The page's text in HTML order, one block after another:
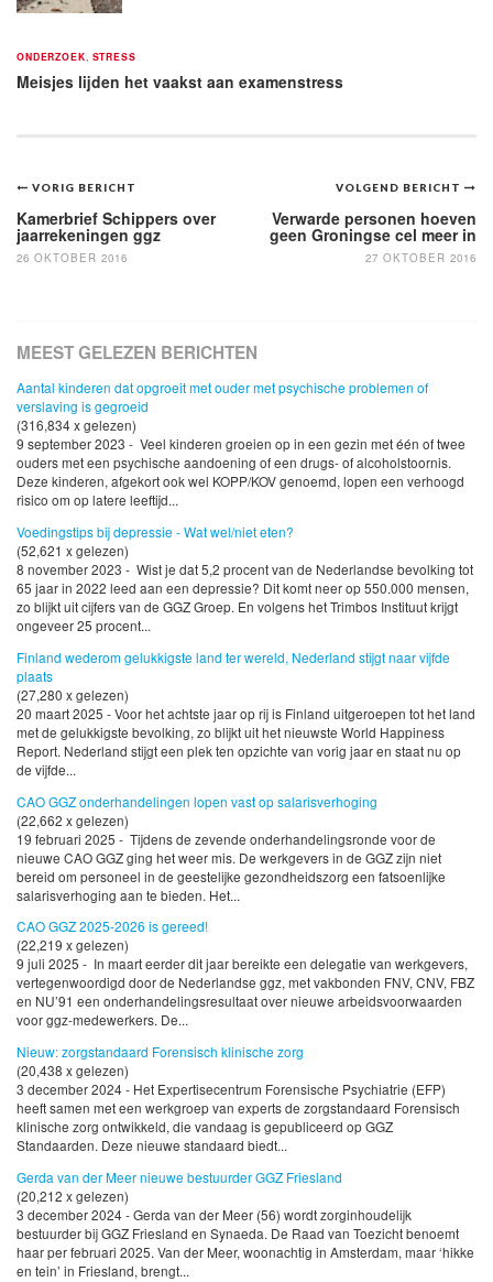
ONDERZOEK STRESS
Meisjes lijden het vaakst aan examenstress
Bericht
navigatie
VOLGEND BERICHT
Verwarde personen hoeven
geen Groningse cel meer in
27 OKTOBER 2016
VORIG BERICHT
Kamerbrief Schippers over
jaarrekeningen ggz
26 OKTOBER 2016
MEEST GELEZEN BERICHTEN
Aantal kinderen dat opgroeit met ouder met psychische problemen of
verslaving is gegroeid
(316,834 x gelezen)
9 september 2023 - Veel kinderen groeien op in een gezin met één of twee
ouders met een psychische aandoening of een drugs- of alcoholstoornis.
Deze kinderen, afgekort ook wel KOPP/KOV genoemd, lopen een verhoogd
risico om op latere leeftijd...
Voedingstips bij depressie - Wat wel/niet eten?
(52,621 x gelezen)
8 november 2023 - Wist je dat 5,2 procent van de Nederlandse bevolking tot
65 jaar in 2022 leed aan een depressie? Dit komt neer op 550.000 mensen,
zo blijkt uit cijfers van de GGZ Groep. En volgens het Trimbos Instituut krijgt
ongeveer 25 procent...
Finland wederom gelukkigste land ter wereld, Nederland stijgt naar vijfde
plaats
(27,280 x gelezen)
20 maart 2025 - Voor het achtste jaar op rij is Finland uitgeroepen tot het land
met de gelukkigste bevolking, zo blijkt uit het nieuwste World Happiness
Report. Nederland stijgt een plek ten opzichte van vorig jaar en staat nu op
de vijfde...
CAO GGZ onderhandelingen lopen vast op salarisverhoging
(22,662 x gelezen)
19 februari 2025 - Tijdens de zevende onderhandelingsronde voor de
nieuwe CAO GGZ ging het weer mis. De werkgevers in de GGZ zijn niet
bereid om personeel in de geestelijke gezondheidszorg een fatsoenlijke
salarisverhoging aan te bieden. Het...
CAO GGZ 2025-2026 is gereed!
(22,219 x gelezen)
9 juli 2025 - In maart eerder dit jaar bereikte een delegatie van werkgevers,
vertegenwoordigd door de Nederlandse ggz, met vakbonden FNV, CNV, FBZ
en NU’91 een onderhandelingsresultaat over nieuwe arbeidsvoorwaarden
voor ggz-medewerkers. De...
Nieuw: zorgstandaard Forensisch klinische zorg
(20,438 x gelezen)
3 december 2024 - Het Expertisecentrum Forensische Psychiatrie (EFP)
heeft samen met een werkgroep van experts de zorgstandaard Forensisch
klinische zorg ontwikkeld, die vandaag is gepubliceerd op GGZ
Standaarden. Deze nieuwe standaard biedt...
Gerda van der Meer nieuwe bestuurder GGZ Friesland
(20,212 x gelezen)
3 december 2024 - Gerda van der Meer (56) wordt zorginhoudelijk
bestuurder bij GGZ Friesland en Synaeda. De Raad van Toezicht benoemt
haar per februari 2025. Van der Meer, woonachtig in Amsterdam, maar ‘hikke
en tein’ in Friesland, brengt...